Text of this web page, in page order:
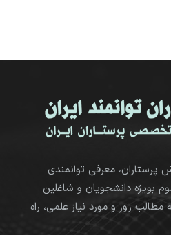
پرستاران، معرفی توانمندی
بویژه دانشجویان و شاغلین
روز و مورد نیاز علمی، راه